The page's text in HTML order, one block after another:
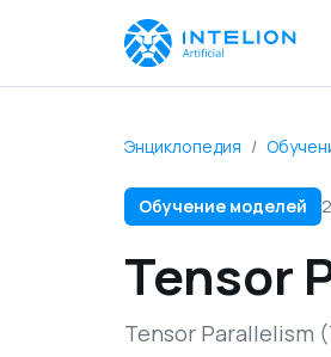
Энциклопедия /
Обучение моделей
Tensor
Tensor Parallelism